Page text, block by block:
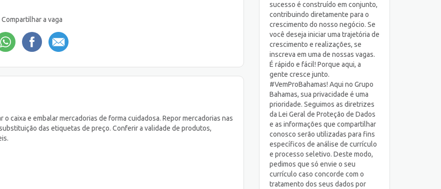
Compartilhar a vaga
caixa e embalar mercadorias de forma cuidadosa. Repor mercadorias nas
das etiquetas de preço. Conferir a validade de produtos,
sucesso é construído em conjunto,
contribuindo diretamente para o
crescimento do nosso negócio. Se
você deseja iniciar uma trajetória de
crescimento e realizações, se
inscreva em uma de nossas vagas.
É rápido e fácil! Porque aqui, a
gente cresce junto.
#VemProBahamas! Aqui no Grupo
Bahamas, sua privacidade é uma
prioridade. Seguimos as diretrizes
da Lei Geral de Proteção de Dados
e as informações que compartilhar
conosco serão utilizadas para fins
específicos de análise de currículo
e processo seletivo. Deste modo,
pedimos que só envie o seu
currículo caso concorde com o
tratamento dos seus dados por